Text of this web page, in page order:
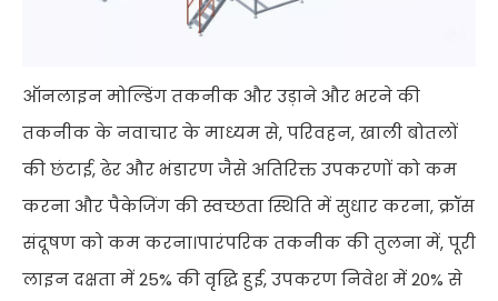
ऑनलाइन मोल्डिंग तकनीक और उड़ाने और भरने की
तकनीक के नवाचार के माध्यम से, परिवहन, खाली बोतलों
की छंटाई, ढेर और भंडारण जैसे अतिरिक्त उपकरणों को कम
करना और पैकेजिंग की स्वच्छता स्थिति में सुधार करना, क्रॉस
संदूषण को कम करना।पारंपरिक तकनीक की तुलना में, पूरी
लाइन दक्षता में 25% की वृद्धि हुई, उपकरण निवेश में 20% से